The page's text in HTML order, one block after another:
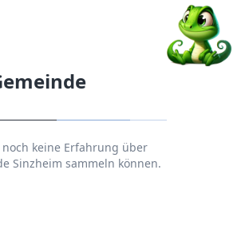
keine Erfahrung über
Sinzheim sammeln können.